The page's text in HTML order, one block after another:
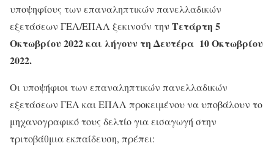
υποψηφίους των επαναληπτικών πανελλαδικών
εξετάσεων ΓΕΛ/ΕΠΑΛ ξεκινούν την Τετάρτη 5
Οκτωβρίου 2022 και λήγουν τη Δευτέρα 10 Οκτωβρίου
2022.
Οι υποψήφιοι των επαναληπτικών πανελλαδικών
εξετάσεων ΓΕΛ και ΕΠΑΛ προκειμένου να υποβάλουν το
μηχανογραφικό τους δελτίο για εισαγωγή στην
τριτοβάθμια εκπαίδευση, πρέπει: